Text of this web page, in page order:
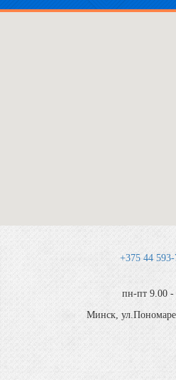
+375 44
пн-пт 9.00 -
Минск,